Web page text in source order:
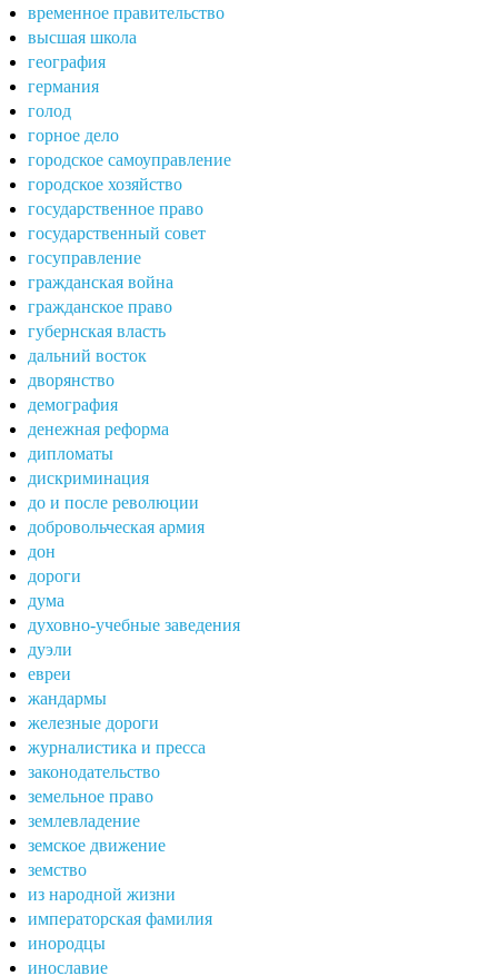
временное правительство
высшая школа
география
германия
голод
горное дело
городское самоуправление
городское хозяйство
государственное право
государственный совет
госуправление
гражданская война
гражданское право
губернская власть
дальний восток
дворянство
демография
денежная реформа
дипломаты
дискриминация
до и после революции
добровольческая армия
дон
дороги
дума
духовно-учебные заведения
дуэли
евреи
жандармы
железные дороги
журналистика и пресса
законодательство
земельное право
землевладение
земское движение
земство
из народной жизни
императорская фамилия
инородцы
инославие